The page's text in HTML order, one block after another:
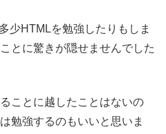
少HTMLを勉強したりもしま
とに驚きが隠せませんでした
ことに越したことはないの
勉強するのもいいと思いま